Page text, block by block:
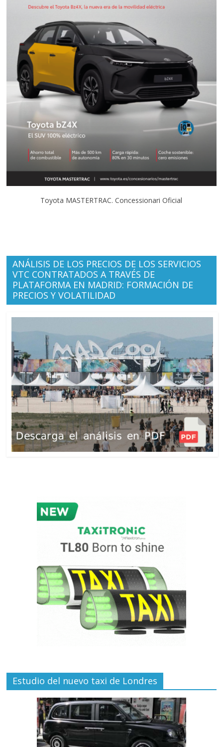
Toyota MASTERTRAC. Concessionari Oficial
ANÁLISIS DE LOS PRECIOS DE LOS SERVICIOS
VTC CONTRATADOS A TRAVÉS DE
PLATAFORMA EN MADRID: FORMACIÓN DE
PRECIOS Y VOLATILIDAD
Estudio del nuevo taxi de Londres